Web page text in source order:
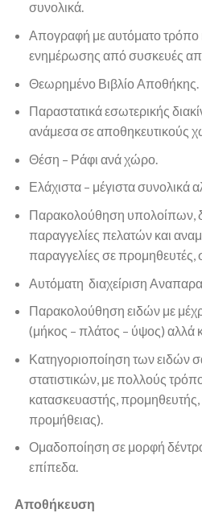
συνολικά.
Απογραφή με αυτόματο τρόπο
ενημέρωσης από συσκευές
Θεωρημένο Βιβλίο Αποθήκης.
Παραστατικά εσωτερικής
ανάμεσα σε αποθηκευτικούς
Θέση – Ράφι ανά χώρο.
Ελάχιστα – μέγιστα συνολικά
Παρακολούθηση υπολοίπων,
παραγγελίες πελατών και
παραγγελίες σε προμηθευτές,
Αυτόματη διαχείριση
Παρακολούθηση ειδών με
(μήκος – πλάτος – ύψος) αλλά
Κατηγοριοποίηση των ειδών
στατιστικών, με πολλούς
κατασκευαστής,
προμήθειας).
Ομαδοποίηση σε μορφή
επίπεδα.
Αποθήκευση